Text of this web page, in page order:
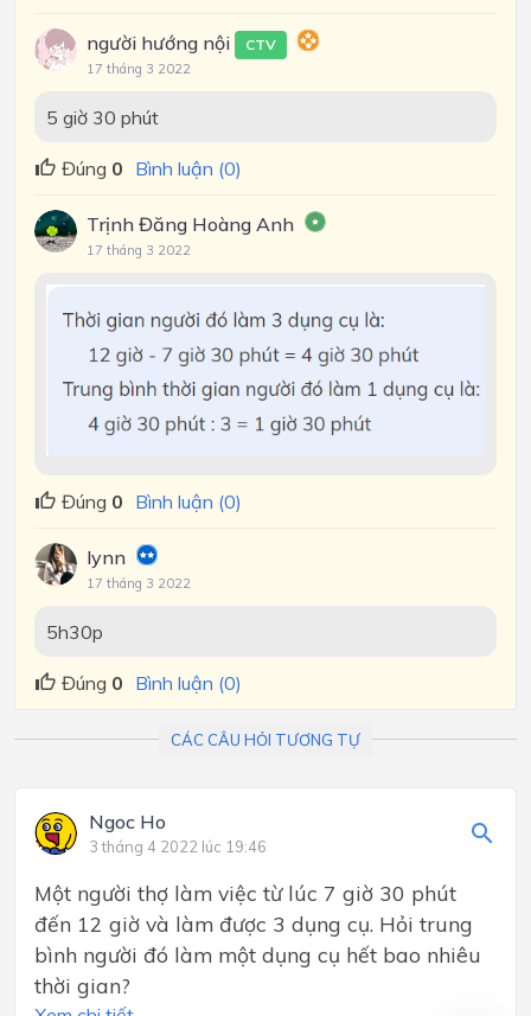
người hướng nội CTV
17 tháng 3 2022
5 giờ 30 phút
Đúng 0 Bình luận (0)
Trịnh Đăng Hoàng Anh
17 tháng 3 2022
Đúng 0 Bình luận (0)
lynn
17 tháng 3 2022
5h30p
Đúng 0 Bình luận (0)
CÁC CÂU HỎI TƯƠNG TỰ
Ngoc Ho
3 tháng 4 2022 lúc 19:46
Một người thợ làm việc từ lúc 7 giờ 30 phút
đến 12 giờ và làm được 3 dụng cụ. Hỏi trung
bình người đó làm một dụng cụ hết bao nhiêu
thời gian?